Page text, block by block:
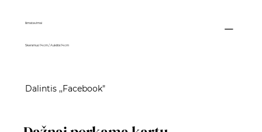
Išmatavimai
Skersmuo 14 cm / Aukštis 14 cm
Dalintis ,,Facebook"